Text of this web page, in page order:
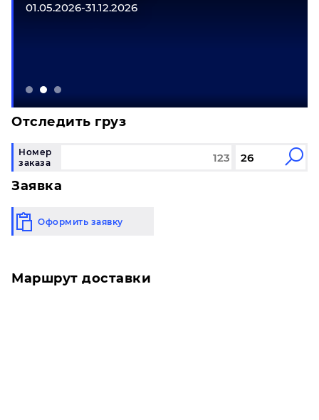
01.05.2026-31.12.2026
Отследить груз
Номер
заказа
Заявка
Оформить заявку
Маршрут доставки